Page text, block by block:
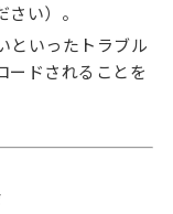
い）。
といったトラブル
ードされることを